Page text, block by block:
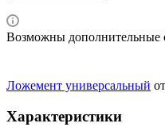
Возможны дополнительные
Ложемент универсальный
Характеристики